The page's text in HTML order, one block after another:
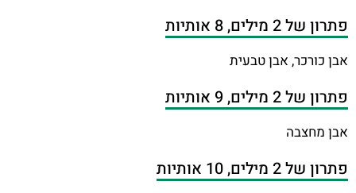
פתרון של 2 מילים, 8 אותיות
אבן כורכר, אבן טבעית
פתרון של 2 מילים, 9 אותיות
אבן מחצבה
פתרון של 2 מילים, 10 אותיות